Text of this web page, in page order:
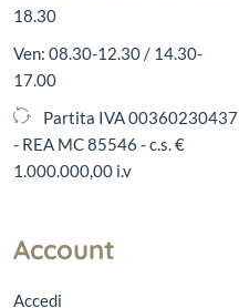
18.30
Ven: 08.30-12.30 / 14.30-
17.00
Partita IVA 00360230437
- REA MC 85546 - c.s. €
1.000.000,00 i.v
Account
Accedi